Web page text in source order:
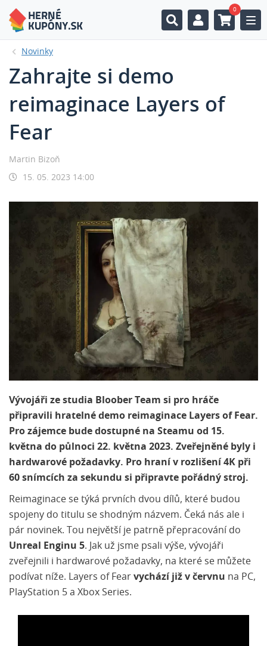
0
Novinky
Zahrajte si demo
reimaginace Layers of
Fear
Martin Bizoň
15. 05. 2023 14:00
Vývojáři ze studia Bloober Team si pro hráče
připravili hratelné demo reimaginace Layers of Fear.
Pro zájemce bude dostupné na Steamu od 15.
května do půlnoci 22. května 2023. Zveřejněné byly i
hardwarové požadavky. Pro hraní v rozlišení 4K při
60 snímcích za sekundu si připravte pořádný stroj.
Reimaginace se týká prvních dvou dílů, které budou
spojeny do titulu se shodným názvem. Čeká nás ale i
pár novinek. Tou největší je patrně přepracování do
Unreal Enginu 5. Jak už jsme psali výše, vývojáři
zveřejnili i hardwarové požadavky, na které se můžete
podívat níže. Layers of Fear vychází již v červnu na PC,
PlayStation 5 a Xbox Series.